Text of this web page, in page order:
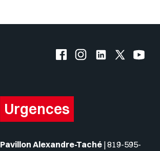
Facebook de l'UQO
Instagram de l'UQO
LinkedIn de
X
Urgences
Pavillon Alexandre-Taché |819-595-